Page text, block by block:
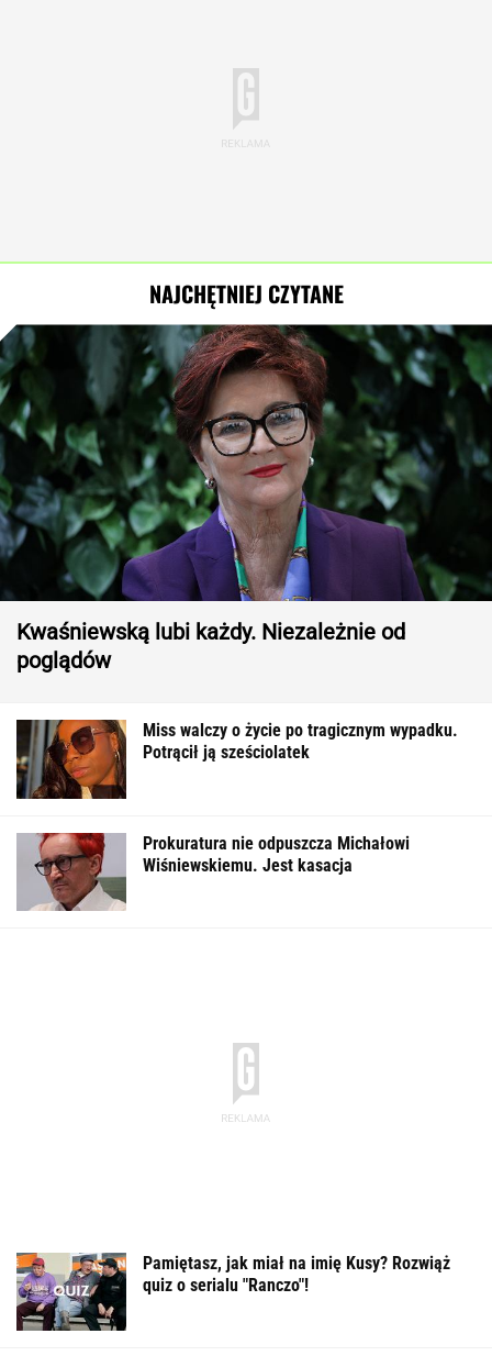
NAJCHĘTNIEJ CZYTANE
Kwaśniewską lubi każdy. Niezależnie od
poglądów
Miss walczy o życie po tragicznym wypadku.
Potrącił ją sześciolatek
Prokuratura nie odpuszcza Michałowi
Wiśniewskiemu. Jest kasacja
Pamiętasz, jak miał na imię Kusy? Rozwiąż
quiz o serialu "Ranczo"!